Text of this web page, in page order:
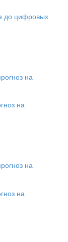
до цифровых
на
на